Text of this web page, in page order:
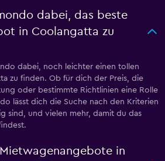
dabei, das beste
in Coolangatta zu
dabei, noch leichter einen tollen
zu finden. Ob für dich der Preis, die
oder bestimmte Richtlinien eine Rolle
lässt dich die Suche nach den Kriterien
sind, und vielen mehr, damit du das
in